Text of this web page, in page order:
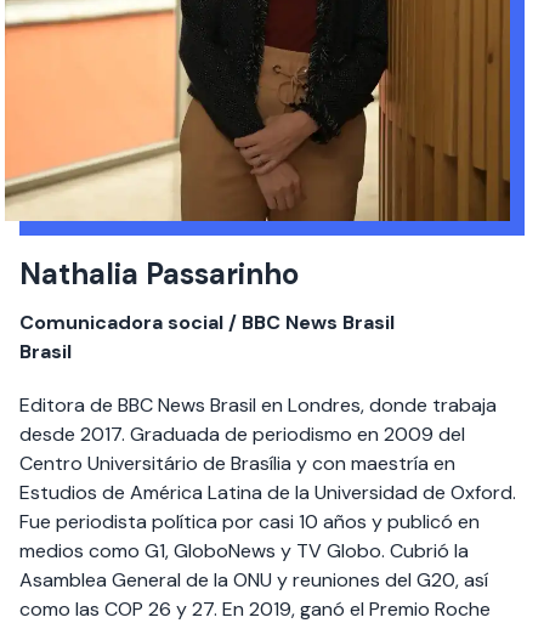
Nathalia Passarinho
Comunicadora social / BBC News Brasil
Brasil
Editora de BBC News Brasil en Londres, donde trabaja
desde 2017. Graduada de periodismo en 2009 del
Centro Universitário de Brasília y con maestría en
Estudios de América Latina de la Universidad de Oxford.
Fue periodista política por casi 10 años y publicó en
medios como G1, GloboNews y TV Globo. Cubrió la
Asamblea General de la ONU y reuniones del G20, así
como las COP 26 y 27. En 2019, ganó el Premio Roche